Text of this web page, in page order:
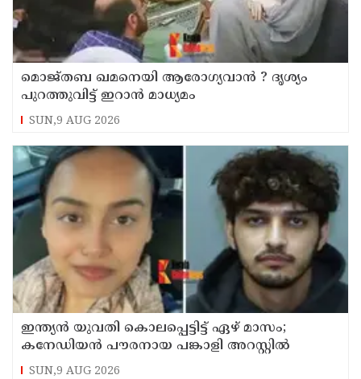
മൊജ്തബ ഖമനെയി ആരോഗ്യവാന്‍ ? ദൃശ്യം
പുറത്തുവിട്ട് ഇറാന്‍ മാധ്യമം
SUN,9 AUG 2026
ഇന്ത്യന്‍ യുവതി കൊലപ്പെട്ടിട്ട് ഏഴ് മാസം;
കനേഡിയന്‍ പൗരനായ പങ്കാളി അറസ്റ്റില്‍
SUN,9 AUG 2026